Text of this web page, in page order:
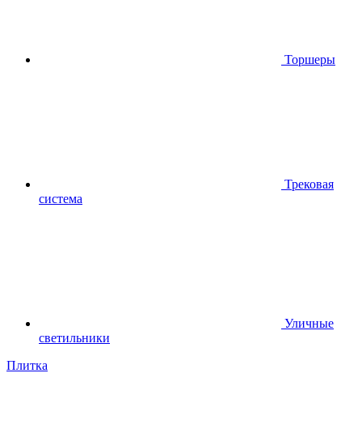
Торшеры
Трековая
система
Уличные
светильники
Плитка